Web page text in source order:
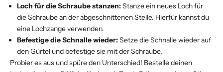
Loch für die Schraube stanzen:Stanze ein neues Loch für
die Schraube an der abgeschnittenen Stelle. Hierfür kannst du
eine Lochzange verwenden.
Befestige die Schnalle wieder:Setze die Schnalle wieder auf
den Gürtel und befestige sie mit der Schraube.
Probier es aus und spüre den Unterschied! Bestelle deinen